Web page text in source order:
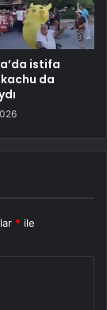
istifa
da
* ile